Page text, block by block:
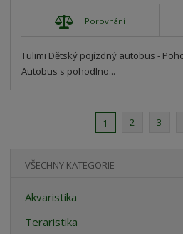
Porovnání
Tulimi Dětský pojízdný autobus -
Autobus s pohodlno...
1 2 3
VŠECHNY KATEGORIE
Akvaristika
Teraristika